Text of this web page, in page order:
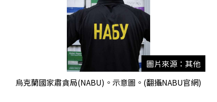
圖片來源：其他
烏克蘭國家肅貪局(NABU)。示意圖。(翻攝NABU官網)